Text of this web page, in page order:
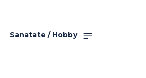
Sanatate / Hobby